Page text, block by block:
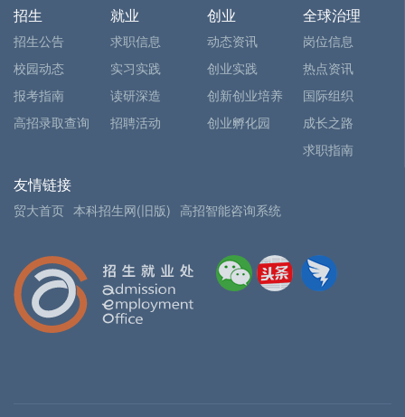
招生
招生公告
校园动态
报考指南
高招录取查询
就业
求职信息
实习实践
读研深造
招聘活动
创业
动态资讯
创业实践
创新创业培养
创业孵化园
全球治理
岗位信息
热点资讯
国际组织
成长之路
求职指南
友情链接
贸大首页 本科招生网(旧版) 高招智能咨询系统